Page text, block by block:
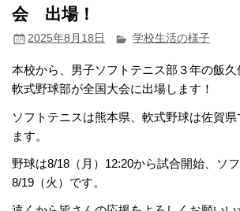
会 出場！
2025年8月18日 学校生活の様子
本校から、男子ソフトテニス部３年の飯久
軟式野球部が全国大会に出場します！
ソフトテニスは熊本県、軟式野球は佐賀
ます。
野球は8/18（月）12:20から試合開始、ソ
8/19（火）です。